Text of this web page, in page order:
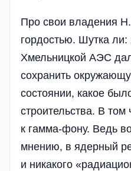
Про свои владения
гордостью. Шутка ли:
Хмельницкой АЭС
сохранить
состоянии, какое
строительства. В том
к гамма-фону. Ведь
мнению, в ядерный
и никакого